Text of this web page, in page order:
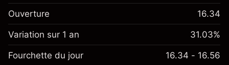
Ouverture 16.34
Variation sur 1 an 31.03%
Fourchette du jour 16.34 - 16.56